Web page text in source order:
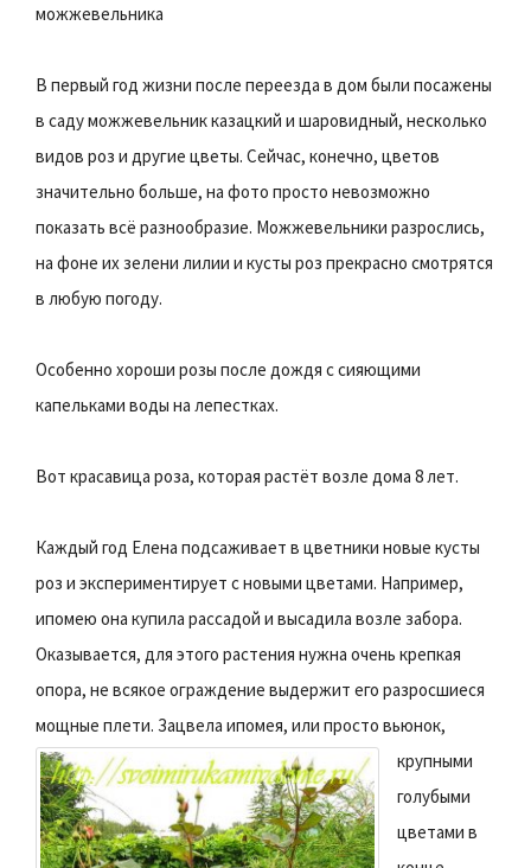
можжевельника
В первый год жизни после переезда в дом были посажены
в саду можжевельник казацкий и шаровидный, несколько
видов роз и другие цветы. Сейчас, конечно, цветов
значительно больше, на фото просто невозможно
показать всё разнообразие. Можжевельники разрослись,
на фоне их зелени лилии и кусты роз прекрасно смотрятся
в любую погоду.
Особенно хороши розы после дождя с сияющими
капельками воды на лепестках.
Вот красавица роза, которая растёт возле дома 8 лет.
Каждый год Елена подсаживает в цветники новые кусты
роз и экспериментирует с новыми цветами. Например,
ипомею она купила рассадой и высадила возле забора.
Оказывается, для этого растения нужна очень крепкая
опора, не всякое ограждение выдержит его разросшиеся
мощные плети. Зацвела ипомея, или просто вьюнок,
крупными
голубыми
цветами в